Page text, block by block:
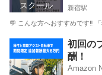
スクール 新宿駅
💬 こんな方へおすすめです‼️
新宿駅
初回の
酬！
Amazon